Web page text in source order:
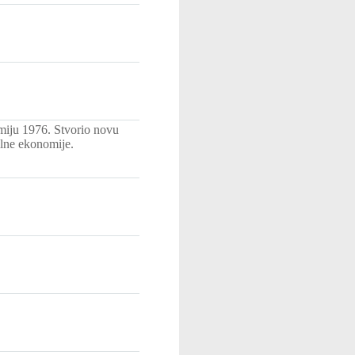
1976. Stvorio novu
ekonomije.